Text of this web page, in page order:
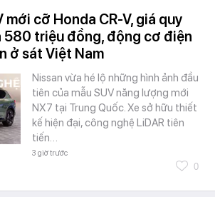
mới cỡ Honda CR-V, giá quy
580 triệu đồng, động cơ điện
ở sát Việt Nam
Nissan vừa hé lộ những hình ảnh đầu
tiên của mẫu SUV năng lượng mới
NX7 tại Trung Quốc. Xe sở hữu thiết
kế hiện đại, công nghệ LiDAR tiên
tiến…
3 giờ trước
0